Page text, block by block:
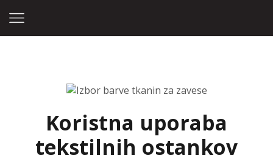
Koristna uporaba
tekstilnih ostankov